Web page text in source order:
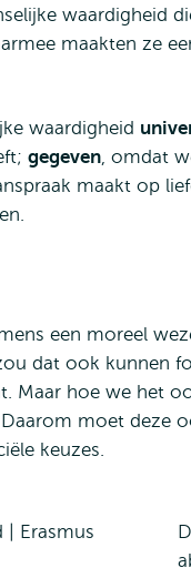
waardigheid
maakten ze
waardigheid
gegeven, omdat
maakt op
een moreel
dat ook kunnen
Maar hoe we het
moet deze
keuzes.